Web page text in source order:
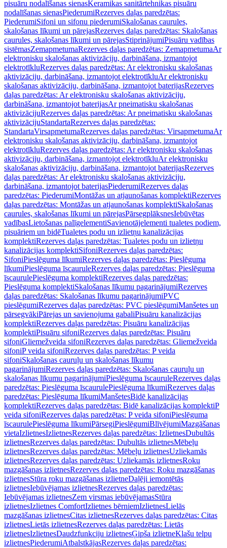
pisuāru nodalīšanas sienasKeramikas sanitārtehnikas pisuāru
nodalīšanas sienasPiederumiRezerves daļas paredzētas:
PiederumiSifoni un sifonu piederumiSkalošanas caurules,
skalošanas līkumi un pārejasRezerves daļas paredzētas: Skalošanas
caurules, skalošanas līkumi un pārejasStiprinājumiPisuāru vadības
sistēmasZemapmetumaRezerves daļas paredzētas: ZemapmetumaAr
elektronisku skalošanas aktivizāciju, darbināšana, izmantojot
elektrotīkluRezerves daļas paredzētas: Ar elektronisku skalošanas
aktivizāciju, darbināšana, izmantojot elektrotīkluAr elektronisku
skalošanas aktivizāciju, darbināšana, izmantojot baterijasRezerves
daļas paredzētas: Ar elektronisku skalošanas aktivizāciju,
darbināšana, izmantojot baterijasAr pneimatisku skalošanas
aktivizācijuRezerves daļas paredzētas: Ar pneimatisku skalošanas
aktivizācijuStandartaRezerves daļas paredzētas:
StandartaVirsapmetumaRezerves daļas paredzētas: VirsapmetumaAr
elektronisku skalošanas aktivizāciju, darbināšana, izmantojot
elektrotīkluRezerves daļas paredzētas: Ar elektronisku skalošanas
aktivizāciju, darbināšana, izmantojot elektrotīkluAr elektronisku
skalošanas aktivizāciju, darbināšana, izmantojot baterijasRezerves
daļas paredzētas: Ar elektronisku skalošanas aktivizāciju,
darbināšana, izmantojot baterijasPiederumiRezerves daļas
paredzētas: PiederumiMontāžas un atjaunošanas komplektiRezerves
daļas paredzētas: Montāžas un atjaunošanas komplektiSkalošanas
caurules, skalošanas līkumi un pārejasPārsegplāksnesIebūvētas
vadībasLietošanas palīgelementiSavienotājelementi tualetes podiem,
pisuāriem un bidēTualetes podu un izlietņu kanalizācijas
komplektiRezerves daļas paredzētas: Tualetes podu un izlietņu
kanalizācijas komplektiSifoniRezerves daļas paredzētas:
SifoniPieslēguma līkumiRezerves daļas paredzētas: Pieslēguma
līkumiPieslēguma īscauruleRezerves daļas paredzētas: Pieslēguma
īscaurulePieslēguma komplektiRezerves daļas paredzētas:
Pieslēguma komplektiSkalošanas līkumu pagarinājumiRezerves
daļas paredzētas: Skalošanas līkumu pagarinājumiPVC
pieslēgumiRezerves daļas paredzētas: PVC pieslēgumiManšetes un
pārsegvākiPārejas un savienojuma gabaliPisuāru kanalizācijas
komplektiRezerves daļas paredzētas: Pisuāru kanalizācijas
komplektiPisuāru sifoniRezerves daļas paredzētas: Pisuāru
sifoniGliemežveida sifoniRezerves daļas paredzētas: Gliemežveida
sifoniP veida sifoniRezerves daļas paredzētas: P veida
sifoniSkalošanas cauruļu un skalošanas līkumu
pagarinājumiRezerves daļas paredzētas: Skalošanas cauruļu un
skalošanas līkumu pagarinājumiPieslēguma īscauruleRezerves daļas
paredzētas: Pieslēguma īscaurulePieslēguma līkumiRezerves daļas
paredzētas: Pieslēguma līkumiManšetesBidē kanalizācijas
komplektiRezerves daļas paredzētas: Bidē kanalizācijas komplektiP
veida sifoniRezerves daļas paredzētas: P veida sifoniPieslēguma
īscaurulePieslēguma līkumiPārsegiPieslēgumiBlīvējumiMazgāšanas
vietaIzlietnesIzlietnesRezerves daļas paredzētas: IzlietnesDubultās
izlietnesRezerves daļas paredzētas: Dubultās izlietnesMēbeļu
izlietnesRezerves daļas paredzētas: Mēbeļu izlietnesUzliekamās
izlietnesRezerves daļas paredzētas: Uzliekamās izlietnesRoku
mazgāšanas izlietnesRezerves daļas paredzētas: Roku mazgāšanas
izlietnesStūra roku mazgāšanas izlietneDaļēji iemontētās
izlietnesIebūvējamas izlietnesRezerves daļas paredzētas:
Iebūvējamas izlietnesZem virsmas iebūvējamasStūra
izlietnesIzlietnes ComfortIzlietnes bērniemIzlietnesLielās
mazgāšanas izlietnesCitas izlietnesRezerves daļas paredzētas: Citas
izlietnesLietās izlietnesRezerves daļas paredzētas: Lietās
izlietnesIzlietnesDaudzfunkciju izlietnesĢipša izlietneKlašu telpu
izlietnesPiederumiAtbalstkājasRezerves daļas paredzētas: